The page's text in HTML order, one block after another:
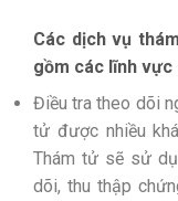
Các dịch vụ
gồm các lĩnh vực
Điều tra theo dõi
tử được nhiều
Thám tử sẽ sử
dõi, thu thập